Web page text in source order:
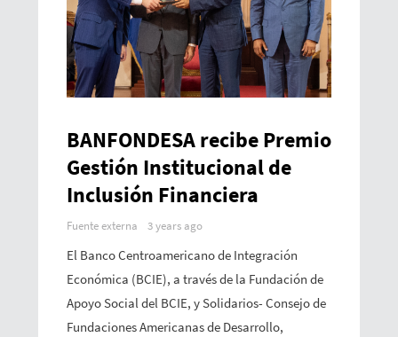
BANFONDESA recibe Premio
Gestión Institucional de
Inclusión Financiera
Fuente externa 3 years ago
El Banco Centroamericano de Integración
Económica (BCIE), a través de la Fundación de
Apoyo Social del BCIE, y Solidarios- Consejo de
Fundaciones Americanas de Desarrollo,